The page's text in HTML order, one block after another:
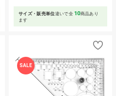
サイズ・販売単位違いで全 10商品あり
ます
SALE